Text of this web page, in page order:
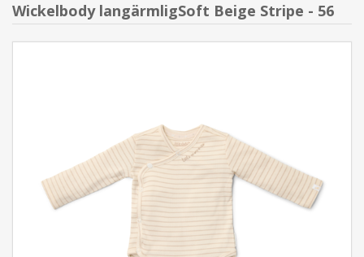
Wickelbody langärmligSoft Beige Stripe - 56